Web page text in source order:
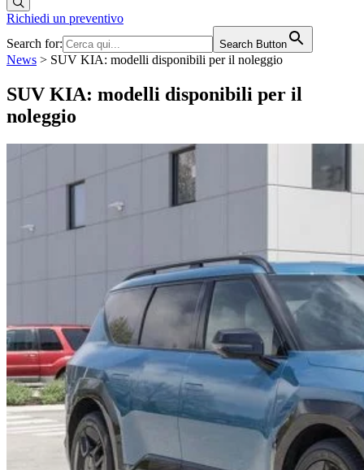
Richiedi un preventivo
Search for:
Search Button
News > SUV KIA: modelli disponibili per il noleggio
SUV KIA: modelli disponibili per il
noleggio